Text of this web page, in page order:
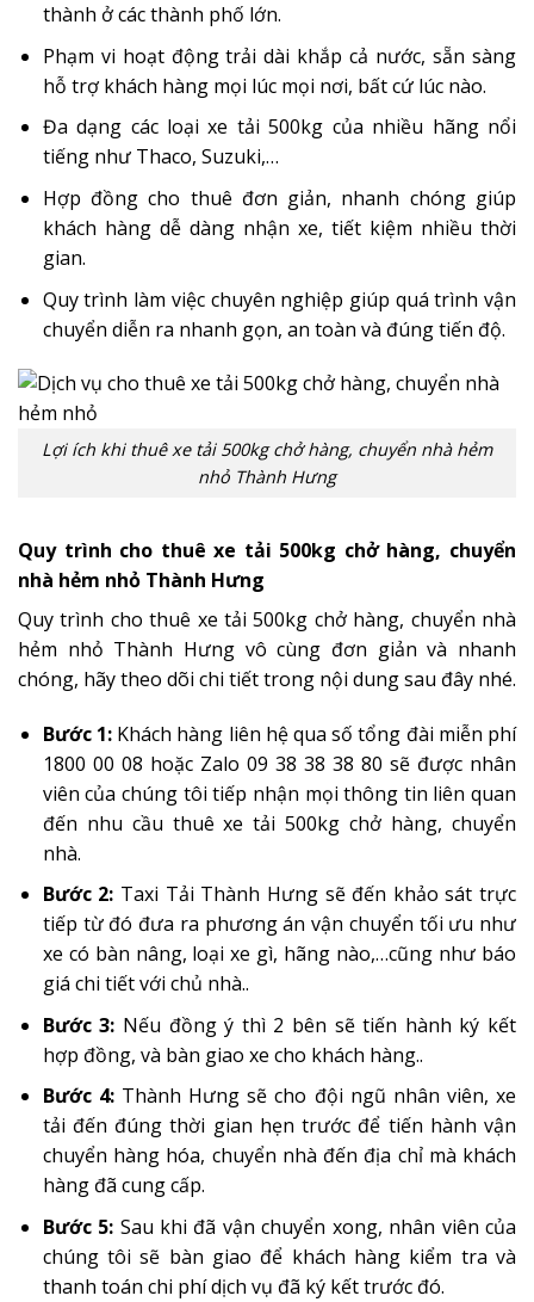
thành ở các thành phố lớn.
Phạm vi hoạt động trải dài khắp cả nước, sẵn sàng
hỗ trợ khách hàng mọi lúc mọi nơi, bất cứ lúc nào.
Đa dạng các loại xe tải 500kg của nhiều hãng nổi
tiếng như Thaco, Suzuki,…
Hợp đồng cho thuê đơn giản, nhanh chóng giúp
khách hàng dễ dàng nhận xe, tiết kiệm nhiều thời
gian.
Quy trình làm việc chuyên nghiệp giúp quá trình vận
chuyển diễn ra nhanh gọn, an toàn và đúng tiến độ.
Lợi ích khi thuê xe tải 500kg chở hàng, chuyển nhà hẻm
nhỏ Thành Hưng
Quy trình cho thuê xe tải 500kg chở hàng, chuyển
nhà hẻm nhỏ Thành Hưng
Quy trình cho thuê xe tải 500kg chở hàng, chuyển nhà
hẻm nhỏ Thành Hưng vô cùng đơn giản và nhanh
chóng, hãy theo dõi chi tiết trong nội dung sau đây nhé.
Bước 1: Khách hàng liên hệ qua số tổng đài miễn phí
1800 00 08 hoặc Zalo 09 38 38 38 80 sẽ được nhân
viên của chúng tôi tiếp nhận mọi thông tin liên quan
đến nhu cầu thuê xe tải 500kg chở hàng, chuyển
nhà.
Bước 2: Taxi Tải Thành Hưng sẽ đến khảo sát trực
tiếp từ đó đưa ra phương án vận chuyển tối ưu như
xe có bàn nâng, loại xe gì, hãng nào,…cũng như báo
giá chi tiếtvới chủ nhà..
Bước 3: Nếu đồng ý thì 2 bên sẽ tiến hành ký kết
hợp đồng, và bàn giao xe cho khách hàng..
Bước 4:Thành Hưng sẽ cho đội ngũ nhân viên, xe
tải đến đúng thời gian hẹn trước để tiến hành vận
chuyển hàng hóa, chuyển nhà đến địa chỉ mà khách
hàng đã cung cấp.
Bước 5: Sau khi đã vận chuyển xong, nhân viên của
chúng tôi sẽ bàn giao để khách hàng kiểm tra và
thanh toán chi phí dịch vụ đã ký kết trước đó.